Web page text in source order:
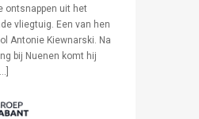
ontsnappen uit het
vliegtuig. Een van hen
Antonie Kiewnarski. Na
bij Nuenen komt hij